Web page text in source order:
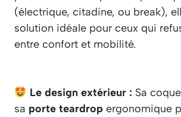
(électrique, citadine, ou break),
solution idéale pour ceux qui
entre confort et mobilité.
Le design extérieur : Sa
sa porte teardrop ergonomique